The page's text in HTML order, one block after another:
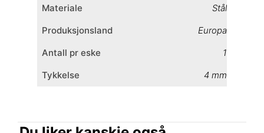
Materiale
Stål
Produksjonsland
Europa
Antall pr eske
1
Tykkelse
4 mm